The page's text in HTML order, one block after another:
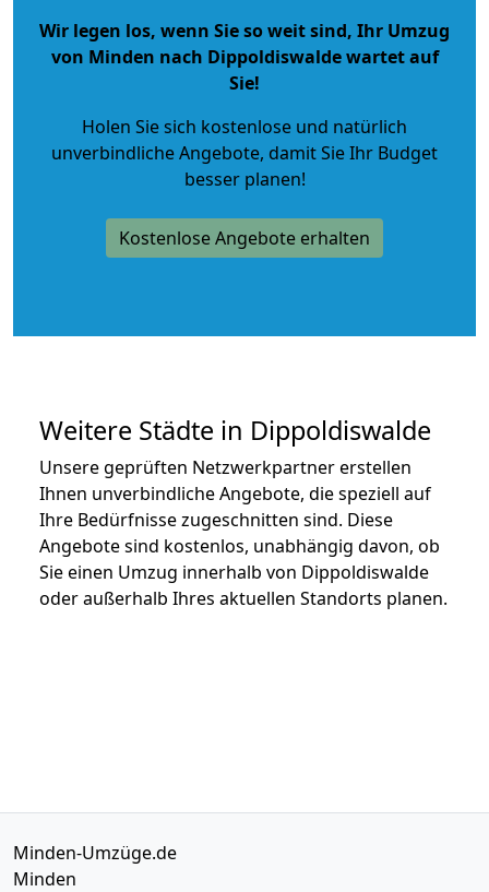
Wir legen los, wenn Sie so weit sind, Ihr Umzug
von Minden nach Dippoldiswalde wartet auf
Sie!
Holen Sie sich kostenlose und natürlich
unverbindliche Angebote, damit Sie Ihr Budget
besser planen!
Kostenlose Angebote erhalten
Weitere Städte in Dippoldiswalde
Unsere geprüften Netzwerkpartner erstellen
Ihnen unverbindliche Angebote, die speziell auf
Ihre Bedürfnisse zugeschnitten sind. Diese
Angebote sind kostenlos, unabhängig davon, ob
Sie einen Umzug innerhalb von Dippoldiswalde
oder außerhalb Ihres aktuellen Standorts planen.
Minden-Umzüge.de
Minden